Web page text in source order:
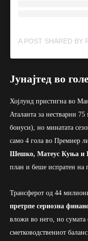
Јунајтед во
Хојлунд пристигна во
Аталанта за нестварни
бонуси), но минатата
само 4 гола во Премиер
Шешко, Матеус Куња и
план и беше испратен на
Трансферот од 44
претрпе сериозна
вложи во него, но сумата
сметководствениот